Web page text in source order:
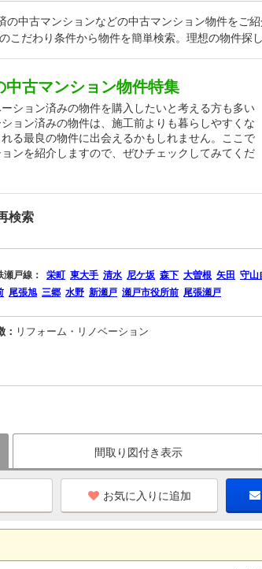
中古マンションなどの中古マンション物件をご
こだわり条件から物件を簡単検索。理想の物件探
中古マンション物件特集
ション済みの物件を購入したいと考える方も多い
ョン済みの物件は、施工前よりも暮らしやすくな
る最良の物件に出会えるかもしれません。ここで
ンを紹介しますので、ぜひチェックしてみてくだ
検索
瀬戸線： 栄町 東大手 清水 尼ケ坂 森下 大曽根 矢田 守山
尾張旭 三郷 水野 新瀬戸 瀬戸市役所前 尾張瀬戸
： リフォーム・リノベーション
間取り図付き表示
お気に入りに追加